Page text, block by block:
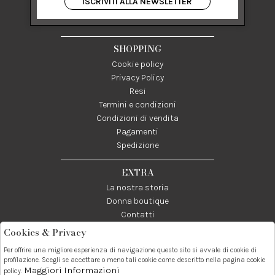
84122 Salerno Italia
P IVA 03024950655
SHOPPING
Cookie policy
Privacy Policy
Resi
Termini e condizioni
Condizioni di vendita
Pagamenti
Spedizione
EXTRA
La nostra storia
Donna boutique
Contatti
Telefono:
089237858
Whatsapp:
3338855601
Contatti:
info@donna1981.it
Cookies & Privacy
Per offrire una migliore esperienza di navigazione questo sito si avvale di cookie di
profilazione. Scegli se accettare o meno tali cookie come descritto nella pagina cookie
policy. Maggiori Informazioni